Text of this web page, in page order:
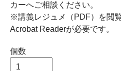
カーへご相談ください。
※講義レジュメ（PDF）を閲
Acrobat Readerが必要です。
個数